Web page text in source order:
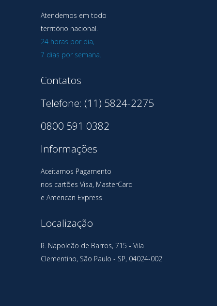
Atendemos em todo
território nacional.
24 horas por dia,
7 dias por semana.
Contatos
Telefone: (11) 5824-2275
0800 591 0382
Informações
Aceitamos Pagamento
nos cartões Visa, MasterCard
e American Express
Localização
R. Napoleão de Barros, 715 - Vila
Clementino, São Paulo - SP, 04024-002